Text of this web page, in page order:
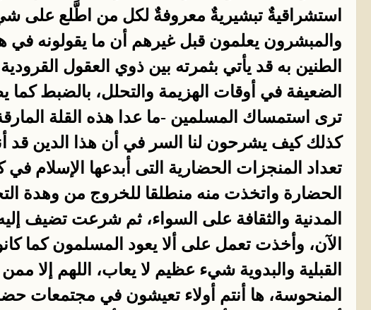
استشراقيةٌ تبشيريةٌ معروفةٌ لكل من اطَّلع على
والمبشرون يعلمون قبل غيرهم أن ما يقولونه في
الطنين به قد يأتي بثمرته بين ذوي العقول
الضعيفة في أوقات الهزيمة والتحلل، بالضبط
ترى استمساك المسلمين -ما عدا هذه القلة
كذلك كيف يشرحون لنا السر في أن هذا الدين قد
تعداد المنجزات الحضارية التى أبدعها الإسلام
الحضارة واتخذت منه منطلقا للخروج من وهدة
المدنية والثقافة على السواء، ثم شرعت تضيف
الآن، وأخذت تعمل على ألا يعود المسلمون كما
القبلية والبدوية شيء عظيم لا يعاب، اللهم إلا
المنحوسة، ها أنتم أولاء تعيشون في مجتمعات